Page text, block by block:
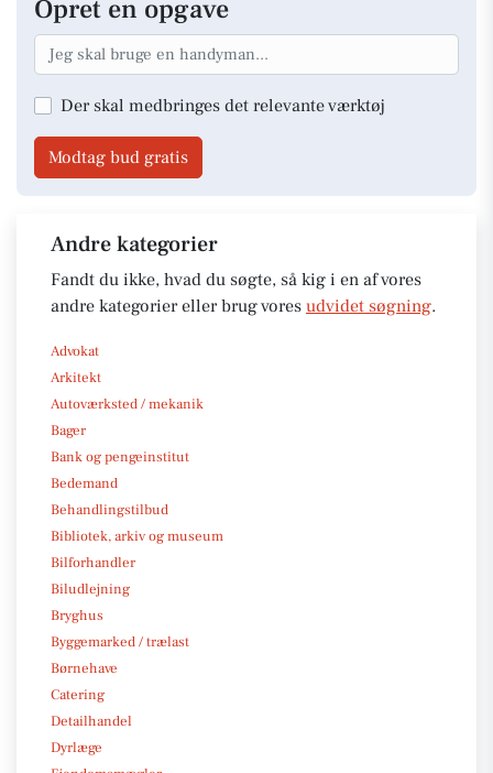
Opret en opgave
Der skal medbringes det relevante værktøj
Modtag bud gratis
Andre kategorier
Fandt du ikke, hvad du søgte, så kig i en af vores
andre kategorier eller brug vores udvidet søgning.
Advokat
Arkitekt
Autoværksted / mekanik
Bager
Bank og pengeinstitut
Bedemand
Behandlingstilbud
Bibliotek, arkiv og museum
Bilforhandler
Biludlejning
Bryghus
Byggemarked / trælast
Børnehave
Catering
Detailhandel
Dyrlæge